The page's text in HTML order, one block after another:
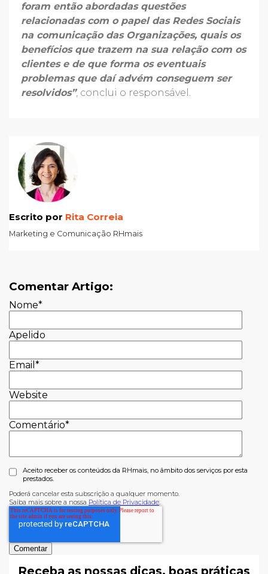
foram então abordadas questões
relacionadas com o papel das Redes Sociais
na comunicação das Organizações, quais os
benefícios que trazem na sua relação com os
clientes e de que forma os eventuais
problemas que daí advém conseguem ser
resolvidos”, conclui o responsável.
Escrito por Rita Correia
Marketing e Comunicação RHmais
Comentar Artigo:
Nome*
Apelido
Email *
Website
Comentário*
Aceito receber os conteúdos da RHmais, no âmbito dos serviços por esta
prestados.
Poderá cancelar esta subscrição a qualquer momento.
Saiba mais sobre a nossa Política de Privacidade.